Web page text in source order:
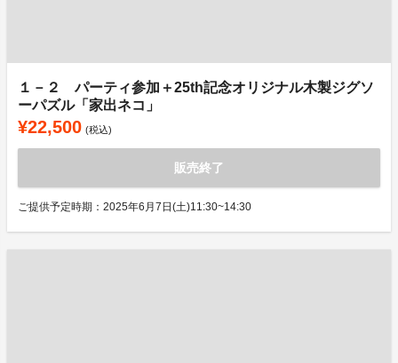
１－２ パーティ参加＋25th記念オリジナル木製ジグソ
ーパズル「家出ネコ」
¥22,500 (税込)
販売終了
ご提供予定時期：2025年6月7日(土)11:30~14:30